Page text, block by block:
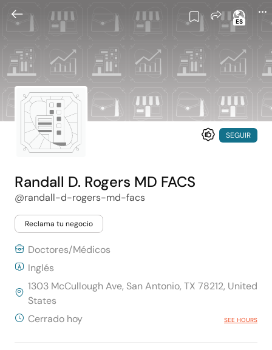
ES
SEGUIR
Randall D. Rogers MD FACS
@randall-d-rogers-md-facs
Reclama tu negocio
Doctores/Médicos
Inglés
1303 McCullough Ave, San Antonio, TX 78212, United
States
Cerrado hoy
SEE HOURS